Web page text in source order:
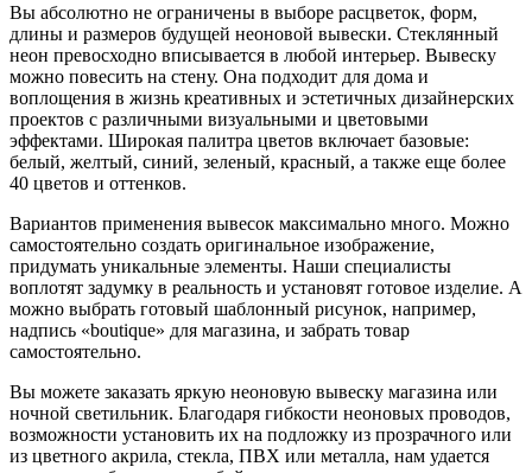
Вы абсолютно не ограничены в выборе расцветок, форм,
длины и размеров будущей неоновой вывески. Стеклянный
неон превосходно вписывается в любой интерьер. Вывеску
можно повесить на стену. Она подходит для дома и
воплощения в жизнь креативных и эстетичных дизайнерских
проектов с различными визуальными и цветовыми
эффектами. Широкая палитра цветов включает базовые:
белый, желтый, синий, зеленый, красный, а также еще более
40 цветов и оттенков.
Вариантов применения вывесок максимально много. Можно
самостоятельно создать оригинальное изображение,
придумать уникальные элементы. Наши специалисты
воплотят задумку в реальность и установят готовое изделие. А
можно выбрать готовый шаблонный рисунок, например,
надпись «boutique» для магазина, и забрать товар
самостоятельно.
Вы можете заказать яркую неоновую вывеску магазина или
ночной светильник. Благодаря гибкости неоновых проводов,
возможности установить их на подложку из прозрачного или
из цветного акрила, стекла, ПВХ или металла, нам удается